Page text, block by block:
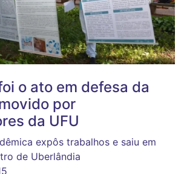
o ato em defesa da
por
da UFU
expôs trabalhos e saiu em
de Uberlândia